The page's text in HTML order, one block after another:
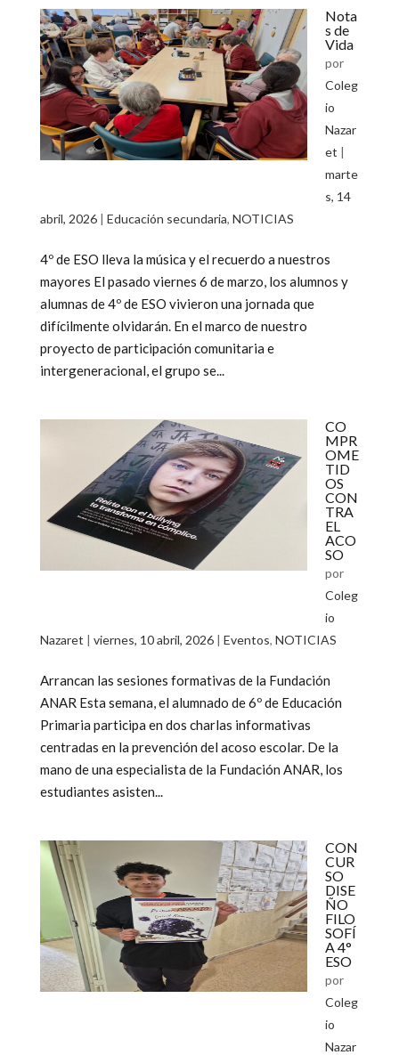
Nota
s de
Vida
por
Coleg
io
Nazar
et |
marte
s, 14
abril, 2026| Educación secundaria, NOTICIAS
4º de ESO lleva la música y el recuerdo a nuestros
mayores El pasado viernes 6 de marzo, los alumnos y
alumnas de 4º de ESO vivieron una jornada que
difícilmente olvidarán. En el marco de nuestro
proyecto de participación comunitaria e
intergeneracional, el grupo se...
CO
MPR
OME
TID
OS
CON
TRA
EL
ACO
SO
por
Coleg
io
Nazaret | viernes, 10 abril, 2026| Eventos, NOTICIAS
Arrancan las sesiones formativas de la Fundación
ANAR Esta semana, el alumnado de 6º de Educación
Primaria participa en dos charlas informativas
centradas en la prevención del acoso escolar. De la
mano de una especialista de la Fundación ANAR, los
estudiantes asisten...
CON
CUR
SO
DISE
ÑO
FILO
SOFÍ
A 4°
ESO
por
Coleg
io
Nazar